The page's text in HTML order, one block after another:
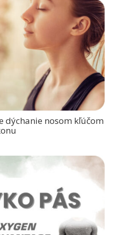
dýchanie nosom kľúčom